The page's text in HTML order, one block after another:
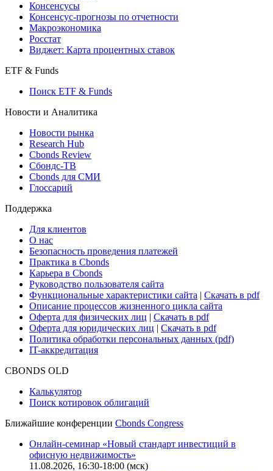
Поиск индексов
Страницы стран
Создать индекс
Консенсусы
Консенсус-прогнозы по отчетности
Макроэкономика
Виджет: Карта процентных ставок
ETF & Funds
Поиск ETF & Funds
Новости и Аналитика
Новости рынка
Research Hub
Cbonds Review
Сбондс-ТВ
Глоссарий
Поддержка
Для клиентов
О нас
Безопасность проведения платежей
Практика в Cbonds
Карьера в Cbonds
Руководство пользователя сайта
Функциональные характеристики сайта|Скачать в pdf
Описание процессов жизненного цикла сайта
Оферта для физических лиц
Оферта для юридических лиц
IT-аккредитация
Поиск котировок облигаций
Ближайшие конференцииCbonds Congress